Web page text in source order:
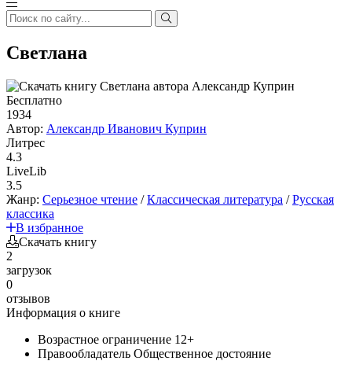
Светлана
Бесплатно
1934
Автор: Александр Иванович Куприн
Литрес
4.3
LiveLib
3.5
Жанр: Серьезное чтение /Классическая литература /Русская
классика
В избранное
Скачать книгу
2
загрузок
0
отзывов
Информация о книге
Возрастное ограничение 12+
Правообладатель Общественное достояние